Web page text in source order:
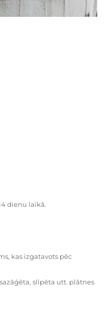
dienu laikā.
kas izgatavots pēc
slīpēta utt. plātnes